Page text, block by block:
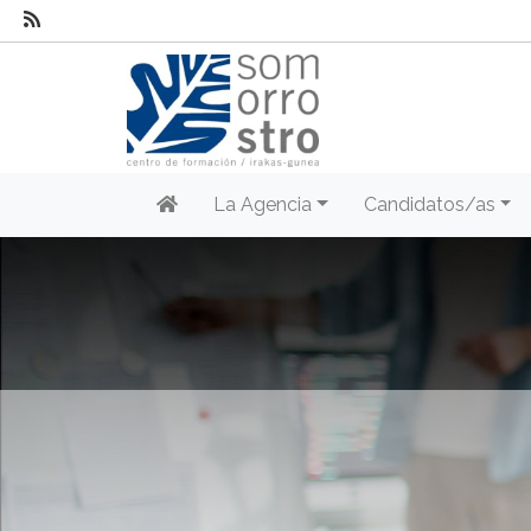
La Agencia Candidatos/as